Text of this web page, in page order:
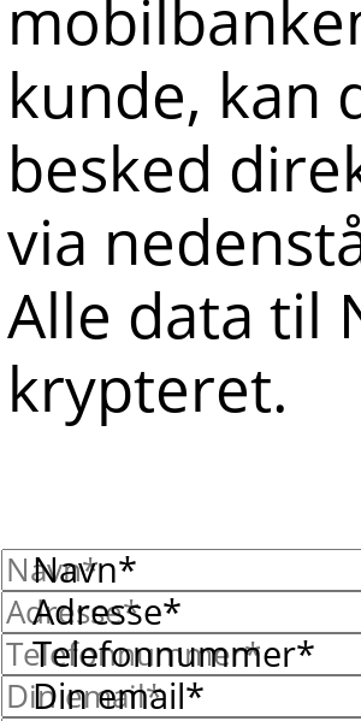
kunde, kan
besked
via
Alle data til
krypteret.
Navn*
Adresse*
Telefonnummer*
Din email*